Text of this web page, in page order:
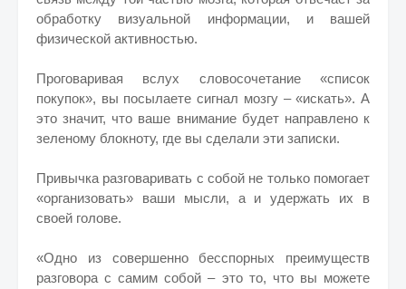
обработку визуальной информации, и вашей
физической активностью.
Проговаривая вслух словосочетание «список
покупок», вы посылаете сигнал мозгу – «искать». А
это значит, что ваше внимание будет направлено к
зеленому блокноту, где вы сделали эти записки.
Привычка разговаривать с собой не только помогает
«организовать» ваши мысли, а и удержать их в
своей голове.
«Одно из совершенно бесспорных преимуществ
разговора с самим собой – это то, что вы можете